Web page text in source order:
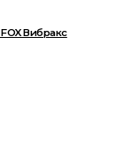
Вибракс